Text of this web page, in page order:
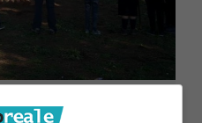
celebra la